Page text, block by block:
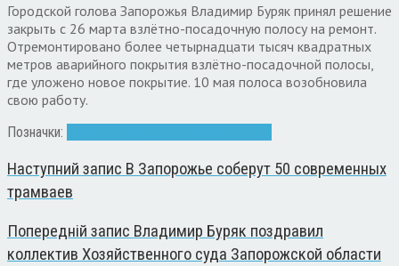
Городской голова Запорожья Владимир Буряк принял решение
закрыть с 26 марта взлётно-посадочную полосу на ремонт.
Отремонтировано более четырнадцати тысяч квадратных
метров аварийного покрытия взлётно-посадочной полосы,
где уложено новое покрытие. 10 мая полоса возобновила
свою работу.
Позначки:
Наступний запис В Запорожье соберут 50 современных
трамваев
Попередній запис Владимир Буряк поздравил
коллектив Хозяйственного суда Запорожской области